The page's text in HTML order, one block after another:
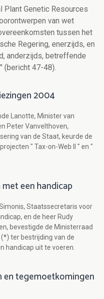
Plant Genetic Resources
van wet
tussen het
Regering, enerzijds, en
anderzijds, betreffende
(bericht 47-48).
2004
Lanotte, Minister van
Peter Vanvelthoven,
van de Staat, keurde de
" Tax-on-Web II " en "
een handicap
Staatssecretaris voor
en de heer Rudy
bevestigde de Ministerraad
ter bestrijding van de
handicap uit te voeren.
en tegemoetkomingen